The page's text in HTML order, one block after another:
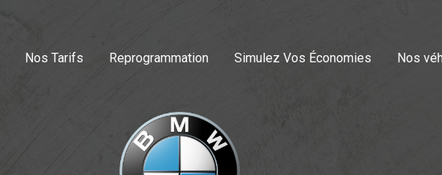
Nos Tarifs Reprogrammation Simulez Vos Économies Nos